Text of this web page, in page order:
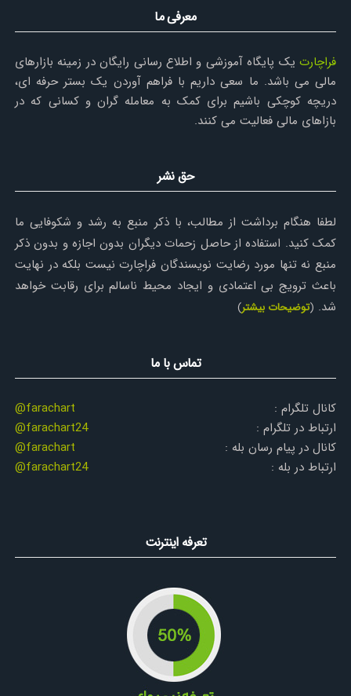
معرفی ما
فراچارتیک پایگاه آموزشی و اطلاع رسانی رایگان در زمینه بازارهای
مالی می باشد. ما سعی داریم با فراهم آوردن یک بستر حرفه ای،
دریچه کوچکی باشیم برای کمک به معامله گران و کسانی که در
بازاهای مالی فعالیت می کنند.
حق نشر
لطفا هنگام برداشت از مطالب، با ذکر منبع به رشد و شکوفایی ما
کمک کنید. استفاده از حاصل زحمات دیگران بدون اجازه و بدون ذکر
منبع نه تنها مورد رضایت نویسندگان فراچارت نیست بلکه در نهایت
باعث ترویج بی اعتمادی و ایجاد محیط ناسالم برای رقابت خواهد
شد. (توضیحات بیشتر)
تماس با ما
کانال تلگرام :
@farachart
ارتباط در تلگرام :
@farachart24
کانال در پیام رسان بله :
@farachart
ارتباط در بله :
@farachart24
تعرفه اینترنت